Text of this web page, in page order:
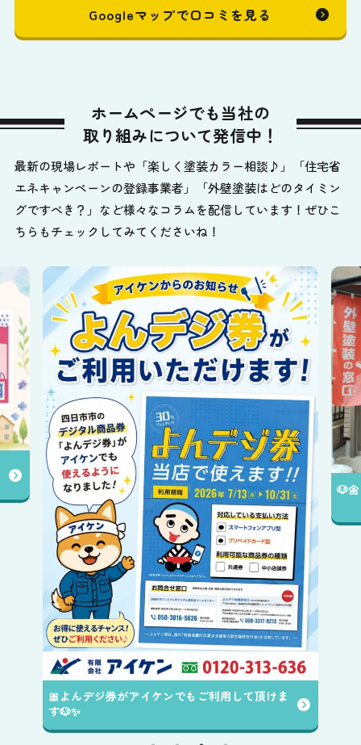
Googleマップで口コミを見る
ホームページでも当社の
取り組みについて発信中！
最新の現場レポートや「楽しく塗装カラー相談♪」「住宅省
エネキャンペーンの登録事業者」「外壁塗装はどのタイミン
グですべき？」など様々なコラムを配信しています！ぜひこ
ちらもチェックしてみてくださいね！
🎀よんデジ券がアイケンでもご利用して頂けま
す🐶✨️